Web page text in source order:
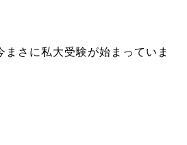
まさに私大受験が始まっていま